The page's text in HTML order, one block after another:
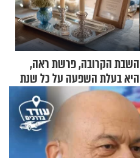
השבת הקרובה, פרשת ראה,
היא בעלת השפעה על כל שנת
תשפ"ז